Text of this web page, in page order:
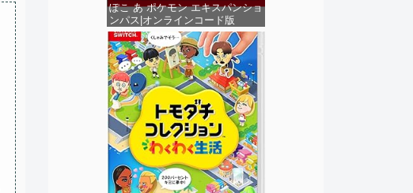
ぽこ あ ポケモン エキスパンショ
ンパス|オンラインコード版